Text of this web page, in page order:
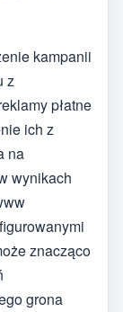
kampanii
z
płatne
ich z
na
wynikach
znacząco
grona